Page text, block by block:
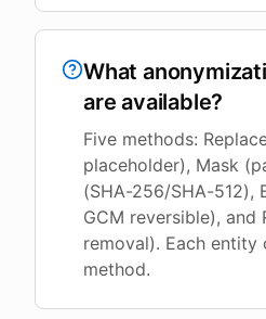
What
are available?
Five methods:
placeholder), Mask
(SHA-256/SHA-512),
GCM reversible), and
removal). Each entity
method.